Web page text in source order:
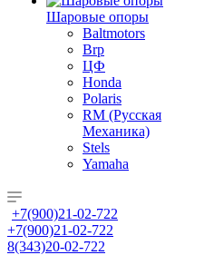
Шаровые опоры
Baltmotors
Brp
ЦФ
Honda
Polaris
RM (Русская
Механика)
Stels
Yamaha
+7(900)21-02-722
+7(900)21-02-722
8(343)20-02-722